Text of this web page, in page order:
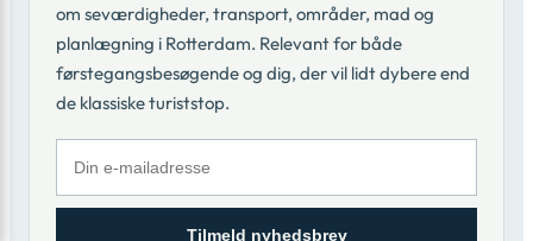
om seværdigheder, transport, områder, mad og
planlægning i Rotterdam. Relevant for både
førstegangsbesøgende og dig, der vil lidt dybere end
de klassiske turiststop.
Tilmeld nyhedsbrev